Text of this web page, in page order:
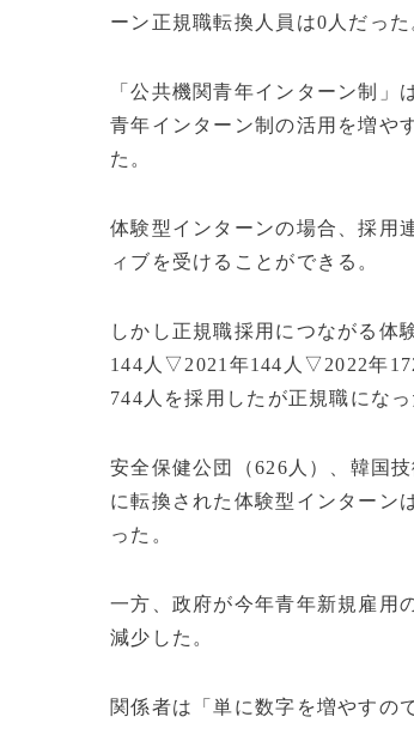
ーン正規職転換人員は0人だった
「公共機関青年インターン制」
青年インターン制の活用を増や
た。
体験型インターンの場合、採用
ィブを受けることができる。
しかし正規職採用につながる体
144人▽2021年144人▽2022年
744人を採用したが正規職にな
安全保健公団（626人）、韓国
に転換された体験型インターン
った。
一方、政府が今年青年新規雇用
減少した。
関係者は「単に数字を増やすの